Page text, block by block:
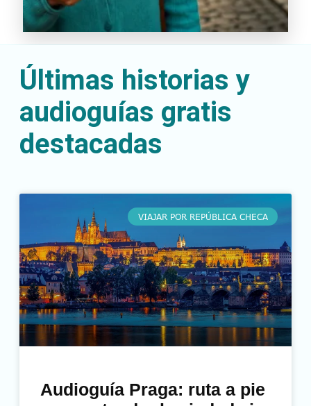
Últimas historias y
audioguías gratis
destacadas
VIAJAR POR REPÚBLICA CHECA
Audioguía Praga: ruta a pie